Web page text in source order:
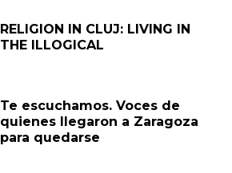
RELIGION IN CLUJ: LIVING IN
THE ILLOGICAL
Te escuchamos. Voces de
quienes llegaron a Zaragoza
para quedarse